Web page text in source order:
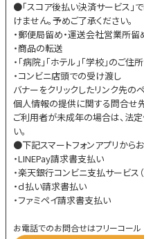
●「スコア後払い決済サービス」
けません。予めご了承ください。
・郵便局留め・運送会社営業所留
・商品の転送
・「病院」「ホテル」「学校」の
・コンビニ店頭での受け渡し
バナーをクリックしたリンク先の
個人情報の提供に関する問合せ
ご利用者が未成年の場合は、法
い。
●下記スマートフォンアプリから
・LINEPay請求書支払い
・楽天銀行コンビニ支払サービス
・ｄ払い請求書払い
・ファミペイ請求書支払い
お電話でのお問合せはフリーコール